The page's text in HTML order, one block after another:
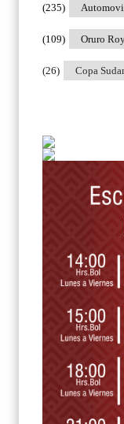
(235)
Oruro
(109)
Copa
(26)